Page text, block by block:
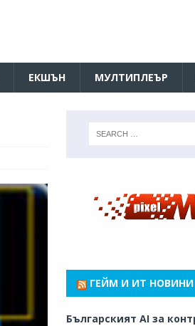
ЕКШЪН МУЛТИПЛЕЪР
ГЕЙМ И ИТ НОВИНИ
Българският AI за